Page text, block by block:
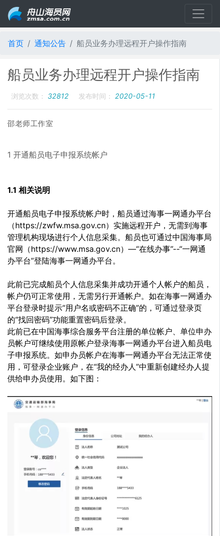
首页 通知公告 船员业务办理远程开户操作指南
船员业务办理远程开户操作指南
浏览次数： 32812 发布时间： 2020-05-11
邵老师工作室
1 开通船员电子申报系统帐户
1.1 相关说明
开通船员电子申报系统帐户时，船员通过海事一网通办平台
（https://zwfw.msa.gov.cn）实施远程开户，无需到海事
管理机构现场进行个人信息采集。船员也可通过中国海事局
官网（https://www.msa.gov.cn）—“在线办事”--“一网通
办平台”登陆海事一网通办平台。
此前已完成船员个人信息采集并成功开通个人帐户的船员，
帐户仍可正常使用，无需另行开通帐户。如在海事一网通办
平台登录时提示“用户名或密码不正确”的，可通过登录页
的“找回密码”功能重置密码后登录。
此前已在中国海事综合服务平台注册的单位帐户、单位申办
员帐户可继续使用原帐户登录海事一网通办平台进入船员电
子申报系统。如申办员帐户在海事一网通办平台无法正常使
用，可登录企业账户，在“我的经办人”中重新创建经办人提
供给申办员使用。如下图：